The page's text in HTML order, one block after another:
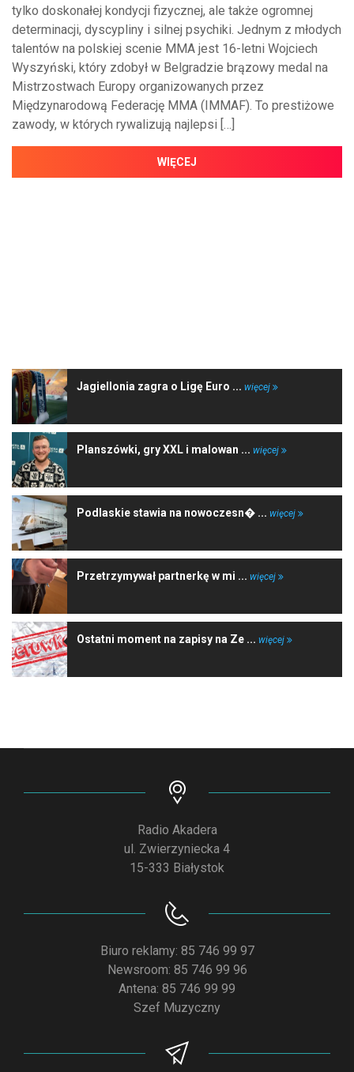
tylko doskonałej kondycji fizycznej, ale także ogromnej
determinacji, dyscypliny i silnej psychiki. Jednym z młodych
talentów na polskiej scenie MMA jest 16-letni Wojciech
Wyszyński, który zdobył w Belgradzie brązowy medal na
Mistrzostwach Europy organizowanych przez
Międzynarodową Federację MMA (IMMAF). To prestiżowe
zawody, w których rywalizują najlepsi […]
WIĘCEJ
Jagiellonia zagra o Ligę Euro ... więcej
Planszówki, gry XXL i malowan ... więcej
Podlaskie stawia na nowoczesn� ... więcej
Przetrzymywał partnerkę w mi ... więcej
Ostatni moment na zapisy na Ze ... więcej
Radio Akadera
ul. Zwierzyniecka 4
15-333 Białystok
Biuro reklamy: 85 746 99 97
Newsroom: 85 746 99 96
Antena: 85 746 99 99
Szef Muzyczny